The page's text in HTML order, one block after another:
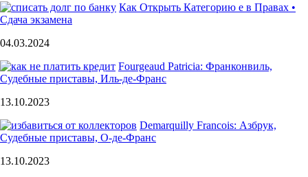
Как Открыть Категорию е в Правах •
Сдача экзамена
04.03.2024
Fourgeaud Patricia: Франконвиль,
Судебные приставы, Иль-де-Франс
13.10.2023
Demarquilly Francois: Азбрук,
Судебные приставы, О-де-Франс
13.10.2023